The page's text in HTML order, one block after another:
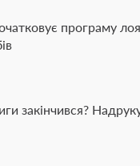
програму
закінчився?